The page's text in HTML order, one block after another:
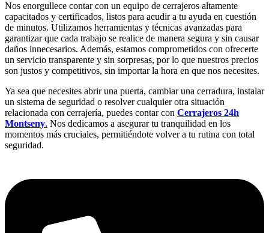
Nos enorgullece contar con un equipo de cerrajeros altamente
capacitados y certificados, listos para acudir a tu ayuda en cuestión
de minutos. Utilizamos herramientas y técnicas avanzadas para
garantizar que cada trabajo se realice de manera segura y sin causar
daños innecesarios. Además, estamos comprometidos con ofrecerte
un servicio transparente y sin sorpresas, por lo que nuestros precios
son justos y competitivos, sin importar la hora en que nos necesites.
Ya sea que necesites abrir una puerta, cambiar una cerradura, instalar
un sistema de seguridad o resolver cualquier otra situación
relacionada con cerrajería, puedes contar con Cerrajeros 24h
Montseny. Nos dedicamos a asegurar tu tranquilidad en los
momentos más cruciales, permitiéndote volver a tu rutina con total
seguridad.